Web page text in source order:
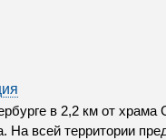
в 2,2 км от храма
всей территории